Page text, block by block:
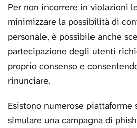
Per non incorrere in violazioni
minimizzare la possibilità di
personale, è possibile anche
partecipazione degli utenti
proprio consenso e
rinunciare.
Esistono numerose
simulare una campagna di